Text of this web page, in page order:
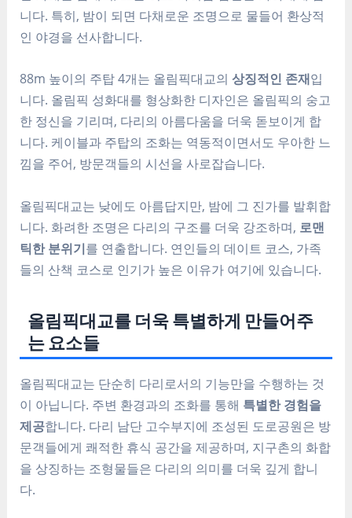
니다. 특히, 밤이 되면 다채로운 조명으로 물들어 환상적
인 야경을 선사합니다.
88m 높이의 주탑 4개는 올림픽대교의상징적인 존재입
니다. 올림픽 성화대를 형상화한 디자인은 올림픽의 숭고
한 정신을 기리며, 다리의 아름다움을 더욱 돋보이게 합
니다. 케이블과 주탑의 조화는 역동적이면서도 우아한 느
낌을 주어, 방문객들의 시선을 사로잡습니다.
올림픽대교는 낮에도 아름답지만, 밤에 그 진가를 발휘합
니다. 화려한 조명은 다리의 구조를 더욱 강조하며, 로맨
틱한 분위기를 연출합니다. 연인들의 데이트 코스, 가족
들의 산책 코스로 인기가 높은 이유가 여기에 있습니다.
올림픽대교를 더욱 특별하게 만들어주
는 요소들
올림픽대교는 단순히 다리로서의 기능만을 수행하는 것
이 아닙니다. 주변 환경과의 조화를 통해 특별한 경험을
제공합니다. 다리 남단 고수부지에 조성된 도로공원은 방
문객들에게 쾌적한 휴식 공간을 제공하며, 지구촌의 화합
을 상징하는 조형물들은 다리의 의미를 더욱 깊게 합니
다.